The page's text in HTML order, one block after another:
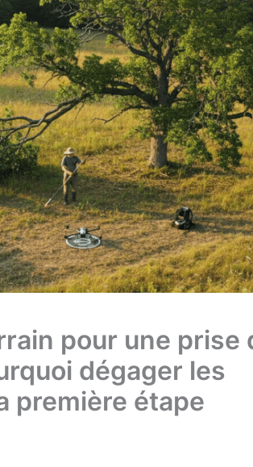
pour une prise
dégager les
première étape